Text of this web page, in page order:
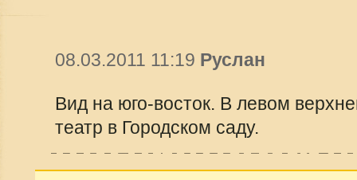
08.03.2011 11:19 Руслан
Вид на юго-восток. В левом
театр в Городском саду.